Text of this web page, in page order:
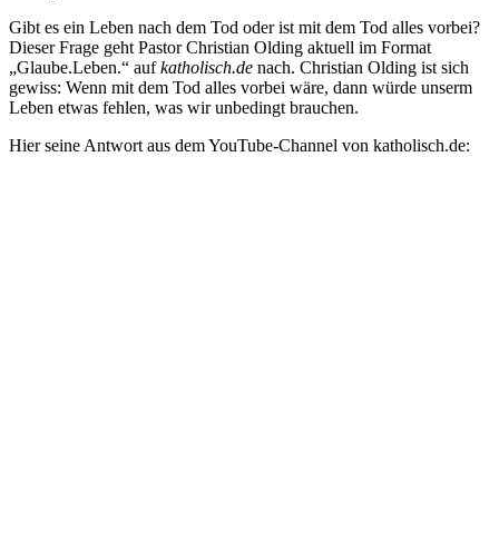
Gibt es ein Leben nach dem Tod oder ist mit dem Tod alles vorbei?
Dieser Frage geht Pastor Christian Olding aktuell im Format
„Glaube.Leben.“ aufkatholisch.de nach. Christian Olding ist sich
gewiss: Wenn mit dem Tod alles vorbei wäre, dann würde unserm
Leben etwas fehlen, was wir unbedingt brauchen.
Hier seine Antwort aus dem YouTube-Channel von katholisch.de: